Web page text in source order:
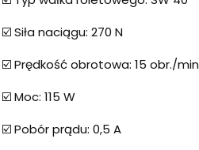
☑️ Siła naciągu: 270 N
☑️ Prędkość obrotowa: 15 obr./min
☑️ Moc: 115 W
☑️ Pobór prądu: 0,5 A